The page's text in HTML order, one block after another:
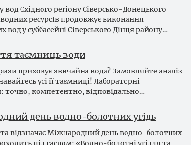
вод Східного регіону Сіверсько-Донецького
ресурсів продовжує виконання
вод у суббасейні Сіверського Дінця району…
таємниць води
приховує звичайна вода? Замовляйте аналіз
усі її таємниці! Лабораторні
точно, компетентно, відповідально…
день водно-болотних угідь
відзначає Міжнародний день водно-болотних
під гаслом: «Водно-болотні угіддя та